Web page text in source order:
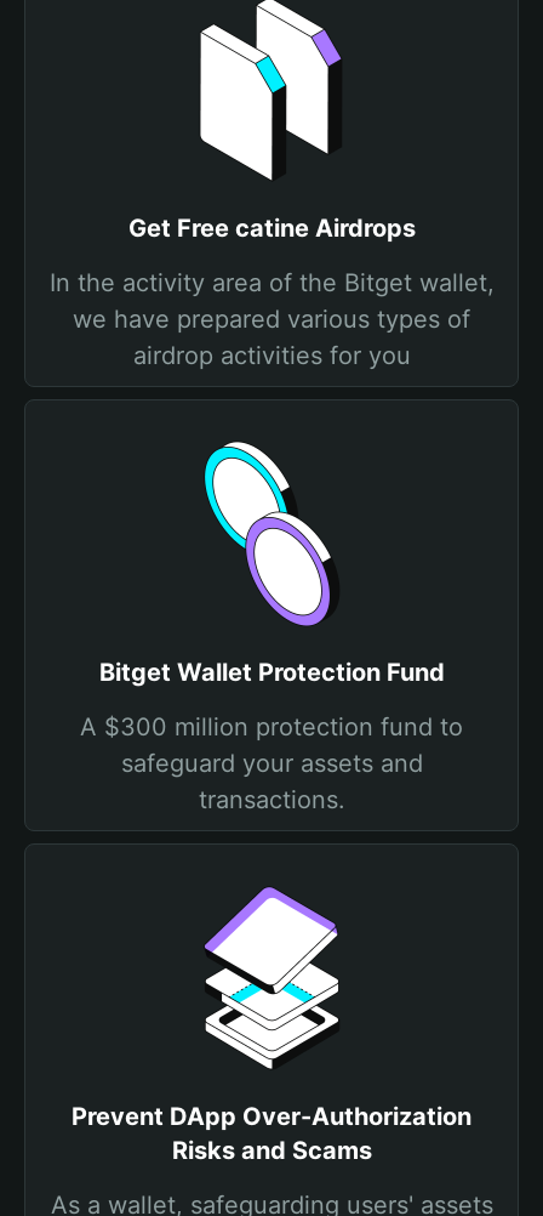
Get Free catine Airdrops
In the activity area of the Bitget wallet,
we have prepared various types of
airdrop activities for you
Bitget Wallet Protection Fund
A $300 million protection fund to
safeguard your assets and
transactions.
Prevent DApp Over-Authorization
Risks and Scams
As a wallet, safeguarding users' assets